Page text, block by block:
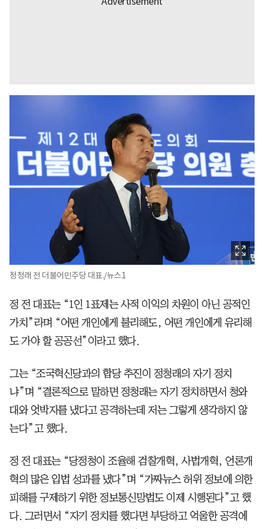
정청래 전 더불어민주당 대표./뉴스1
정 전 대표는 “1인 1표제는 사적 이익의 차원이 아닌 공적인
가치”라며 “어떤 개인에게 불리해도, 어떤 개인에게 유리해
도 가야 할 공공선”이라고 했다.
그는 “조국혁신당과의 합당 추진이 정청래의 자기 정치
냐”며 “결론적으로 말하면 정청래는 자기 정치하면서 청와
대와 엇박자를 냈다고 공격하는데 저는 그렇게 생각하지 않
는다”고 했다.
정 전 대표는 “당정청이 조율해 검찰개혁, 사법개혁, 언론개
혁의 많은 입법 성과를 냈다”며 “가짜뉴스 허위 정보에 의한
피해를 구제하기 위한 정보통신망법도 이제 시행된다”고 했
다. 그러면서 “자기 정치를 했다면 부당하고 억울한 공격에